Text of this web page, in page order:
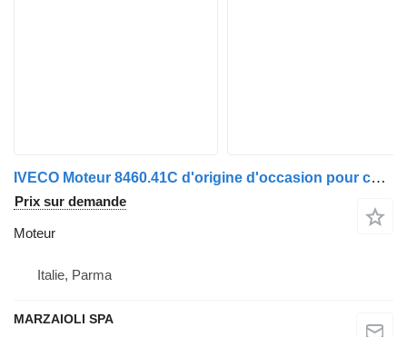
IVECO Moteur 8460.41C d'origine d'occasion pour camion IVECO Eurotech
Prix sur demande
Moteur
Italie, Parma
MARZAIOLI SPA